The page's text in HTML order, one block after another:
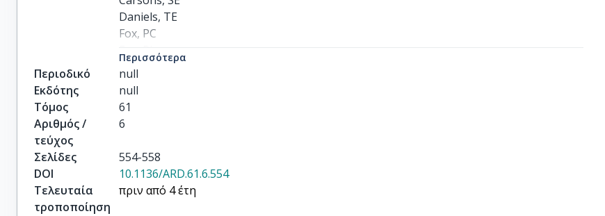
Daniels, TE
Fox, PC
and Kassan, SS
Pillemer, SR
Talal, N
Weisman, MH and
Περισσότερα
Περιοδικό
null
Εκδότης
null
Τόμος
61
Αριθμός /
τεύχος
6
Σελίδες
554-558
DOI
10.1136/ARD.61.6.554
Τελευταία
τροποποίηση
πριν από 4 έτη